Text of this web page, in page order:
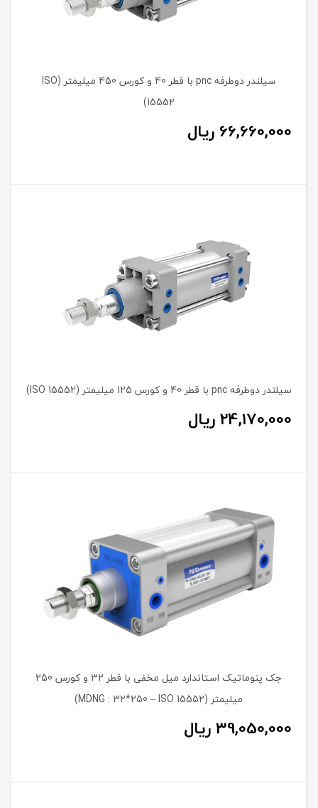
سیلندر دوطرفه pnc با قطر 40 و کورس 450 میلیمتر (ISO
15552)
66,660,000 ریال
سیلندر دوطرفه pnc با قطر 40 و کورس 125 میلیمتر (ISO 15552)
24,170,000ریال
جک پنوماتیک استاندارد میل مخفی با قطر 32 و کورس 250
میلیمتر (MDNG : 32*250 – ISO 15552)
39,050,000ریال